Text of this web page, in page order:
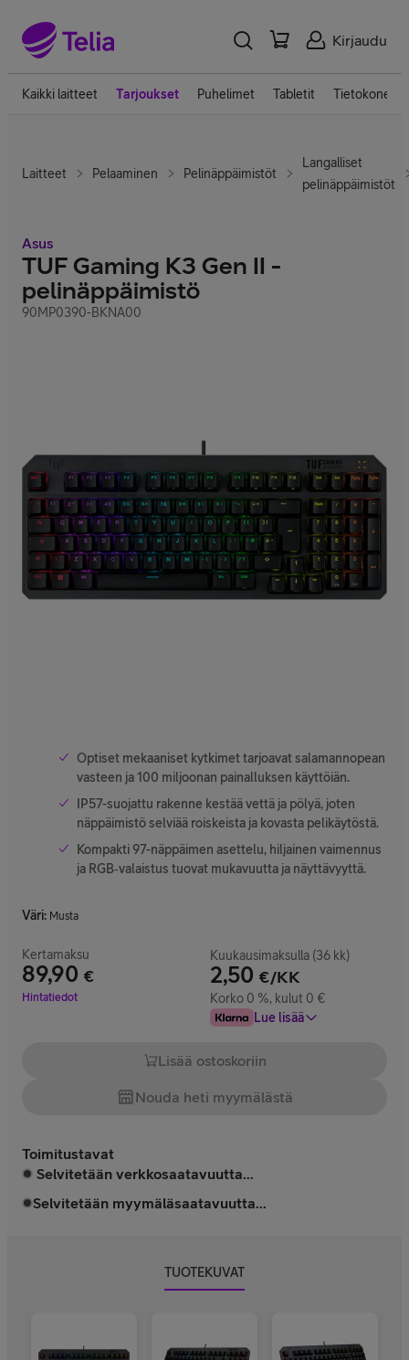
Kirjaudu
Kaikki laitteet Tarjoukset Puhelimet Tabletit Tietokoneet
Laitteet Pelaaminen Pelinäppäimistöt
Langalliset
pelinäppäimistöt
Asus
TUF Gaming K3 Gen II -
pelinäppäimistö
90MP0390-BKNA00
Optiset mekaaniset kytkimet tarjoavat salamannopean
vasteen ja 100 miljoonan painalluksen käyttöiän.
IP57-suojattu rakenne kestää vettä ja pölyä, joten
näppäimistö selviää roiskeista ja kovasta pelikäytöstä.
Kompakti 97-näppäimen asettelu, hiljainen vaimennus
ja RGB‑valaistus tuovat mukavuutta ja näyttävyyttä.
Väri: Musta
Kertamaksu
89,90 €
Hinta 89,90 €
Hintatiedot
Kuukausimaksulla (36 kk)
2,50 €/KK
Korko 0 %, kulut 0 €
Lue lisää
Lisää ostoskoriin
Nouda heti myymälästä
Toimitustavat
Selvitetään verkkosaatavuutta...
Selvitetään myymäläsaatavuutta...
TUOTEKUVAT